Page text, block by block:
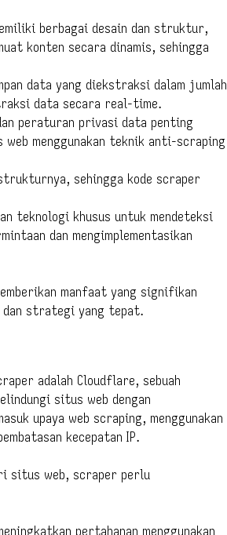
berbagai desain dan struktur,
konten secara dinamis, sehingga
data yang diekstraksi dalam jumlah
data secara real-time.
peraturan privasi data penting
web menggunakan teknik anti-scraping
sehingga kode scraper
teknologi khusus untuk mendeteksi
dan mengimplementasikan
manfaat yang signifikan
dan strategi yang tepat.
adalah Cloudflare, sebuah
situs web dengan
upaya web scraping, menggunakan
kecepatan IP.
situs web, scraper perlu
pertahanan menggunakan